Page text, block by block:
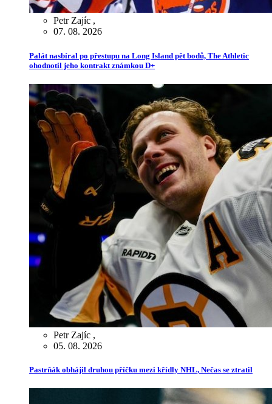
Petr Zajíc ,
07. 08. 2026
Palát nasbíral po přestupu na Long Island pět bodů, The Athletic
ohodnotil jeho kontrakt známkou D+
Petr Zajíc ,
05. 08. 2026
Pastrňák obhájil druhou příčku mezi křídly NHL, Nečas se ztratil